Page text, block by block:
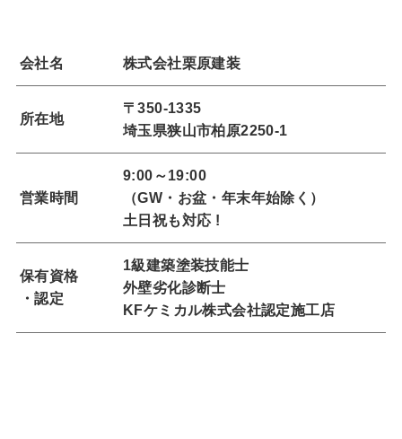
会社名 株式会社栗原建装
所在地
〒350-1335
埼玉県狭山市柏原2250-1
営業時間
9:00～19:00
（GW・お盆・年末年始除く）
土日祝も対応 !
保有資格
・認定
1級建築塗装技能士
外壁劣化診断士
KFケミカル株式会社認定施工店